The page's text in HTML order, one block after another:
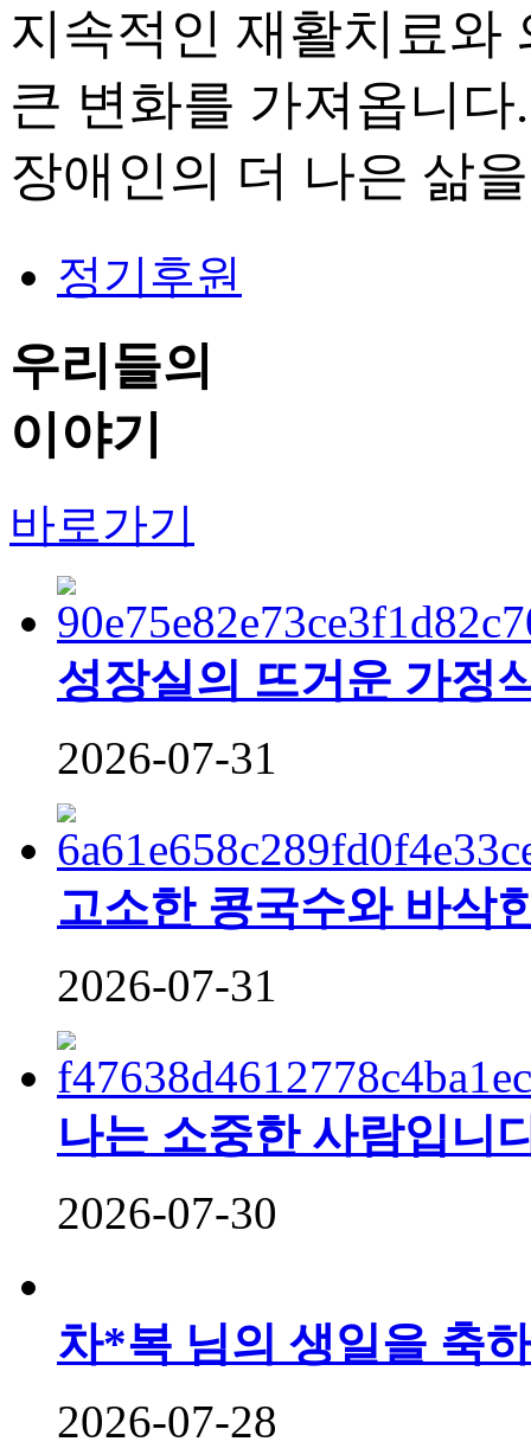
지속적인 재활치료와
큰 변화를 가져옵니다.
장애인의 더 나은 삶
정기후원
우리들의
이야기
바로가기
성장실의 뜨거운 가정
2026-07-31
고소한 콩국수와 바삭
2026-07-31
나는 소중한 사람입니
2026-07-30
차*복 님의 생일을 축
2026-07-28